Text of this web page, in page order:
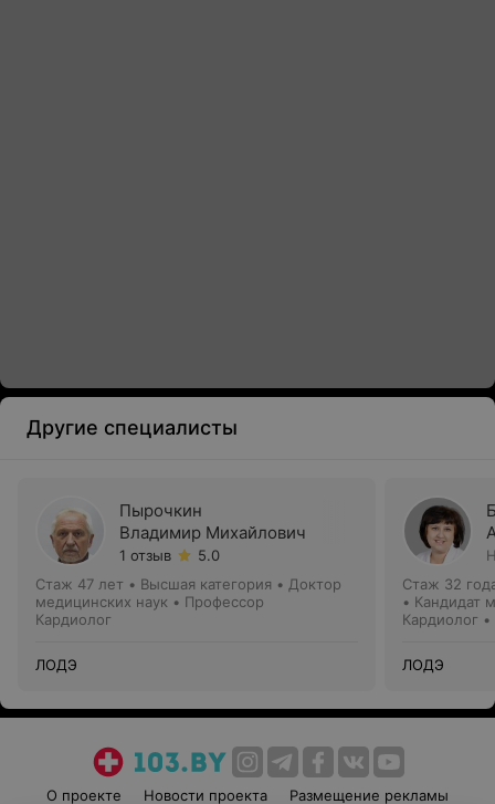
Другие специалисты
Пырочкин
Владимир Михайлович
1 отзыв
5.0
Стаж 47 лет • Высшая категория • Доктор
медицинских наук • Профессор
Кардиолог
ЛОДЭ
Стаж 32
• Кандидат
Кардиолог
ЛОДЭ
О проекте Новости проекта Размещение рекламы